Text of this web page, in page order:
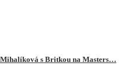
s Britkou na Masters…